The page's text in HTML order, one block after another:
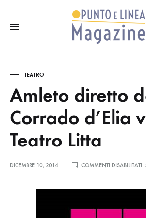
TEATRO
Amleto diretto
Corrado d’Elia
Teatro Litta
DICEMBRE 10, 2014 COMMENTI DISABILITATI